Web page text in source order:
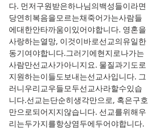
다. 먼저구원받은하나님의백성들이라면
당연히복음을모르는채죽어가는사람들
에대한안타까움이있어야합니다. 영혼을
사랑하는열망, 이것이바로선교의유일한
동기여야합니다.그러기에현지로나가는
사람만선교사가아니지요. 물질과기도로
지원하는이들도보내는선교사입니다. 그
러니우리교우들모두선교사라할수있습
니다.선교는단순히생각만으로, 혹은구호
만으로되어지지않습니다. 선교를위해우
리는두가지를항상염두에두어야합니다.